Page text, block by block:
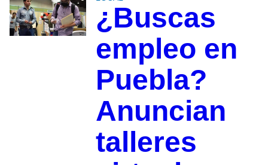
¿Buscas
empleo en
Puebla?
Anuncian
talleres